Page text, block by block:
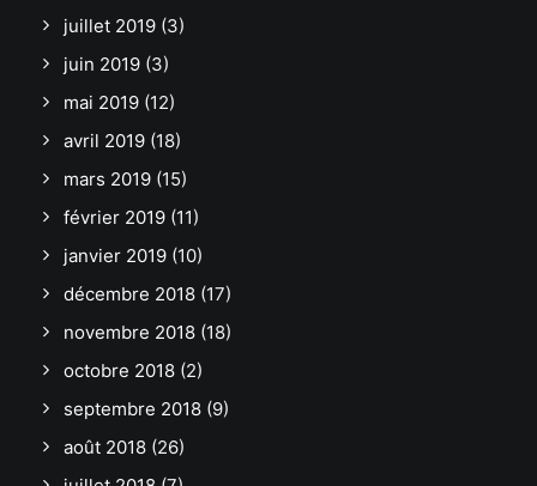
juillet 2019 (3)
juin 2019 (3)
mai 2019 (12)
avril 2019 (18)
mars 2019 (15)
février 2019 (11)
janvier 2019 (10)
décembre 2018 (17)
novembre 2018 (18)
octobre 2018 (2)
septembre 2018 (9)
août 2018 (26)